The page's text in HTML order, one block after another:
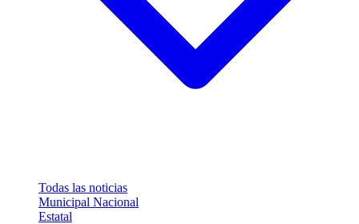
Todas las noticias
Municipal Nacional
Estatal